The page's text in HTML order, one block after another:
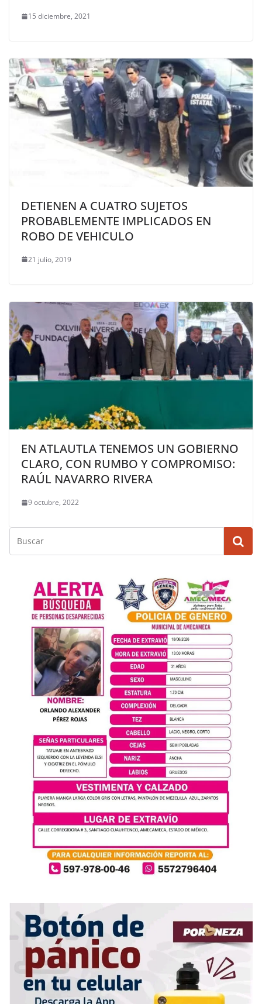
15 diciembre, 2021
DETIENEN A CUATRO SUJETOS
PROBABLEMENTE IMPLICADOS EN
ROBO DE VEHICULO
21 julio, 2019
EN ATLAUTLA TENEMOS UN GOBIERNO
CLARO, CON RUMBO Y COMPROMISO:
RAÚL NAVARRO RIVERA
9 octubre, 2022